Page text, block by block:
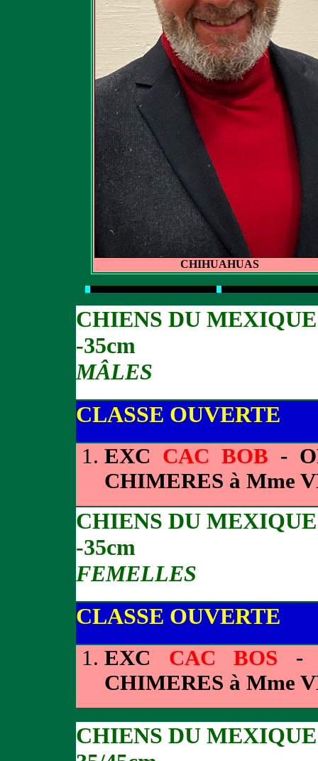
CHIHUAHUAS
CHIENS DU MEXIQUE
-35cm
MÂLES
CLASSE OUVERTE
EXC CAC BOB -
CHIMERES à Mme
CHIENS DU MEXIQUE
-35cm
FEMELLES
CLASSE OUVERTE
EXC CAC BOS -
CHIMERES à Mme
CHIENS DU MEXIQUE